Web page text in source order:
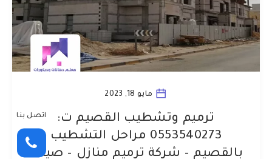
مايو 18, 2023
ترميم وتشطيب القصيم ت:
0553540273 مراحل التشطيب
بالقصيم – شركة ترميم منازل – صيانة
اتصل بنا